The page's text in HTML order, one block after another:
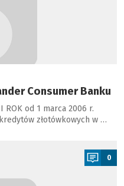
Consumer Banku
od 1 marca 2006 r.
złotówkowych w …
0